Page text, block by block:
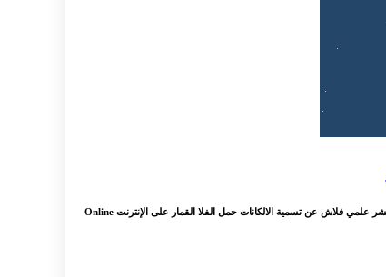
: تسمية الالكانات فلاش للصف الثاني عشر علمي تحميل فلاش عن تسمية الالكانات للصف الثاني عشر علمي الامارات الصف الثاني عشر القسم العلمي مادة الكيمياء الصف الثاني عشر علمي فلاش عن تسمية الالكانات حمل الفلا القمار على الإنترنت Online